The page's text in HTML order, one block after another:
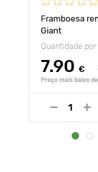
Framboesa
Giant
Quantidade
7.90 €
Preço mais baixo